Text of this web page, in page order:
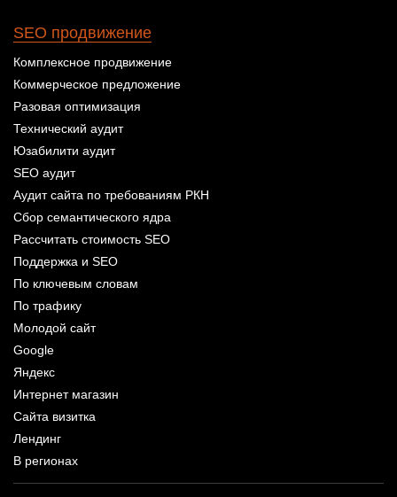
SEO продвижение
Комплексное продвижение
Коммерческое предложение
Разовая оптимизация
Технический аудит
Юзабилити аудит
SEO аудит
Аудит сайта по требованиям РКН
Сбор семантического ядра
Рассчитать стоимость SEO
Поддержка и SEO
По ключевым словам
По трафику
Молодой сайт
Google
Яндекс
Интернет магазин
Сайта визитка
Лендинг
В регионах